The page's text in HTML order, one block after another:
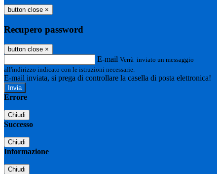
button close ×
Recupero password
button close ×
E-mail Verrà inviato un messaggio
all'indirizzo indicato con le istruzioni necessarie.
E-mail inviata, si prega di controllare la casella di posta elettronica!
Errore
Chiudi
Successo
Chiudi
Informazione
Chiudi